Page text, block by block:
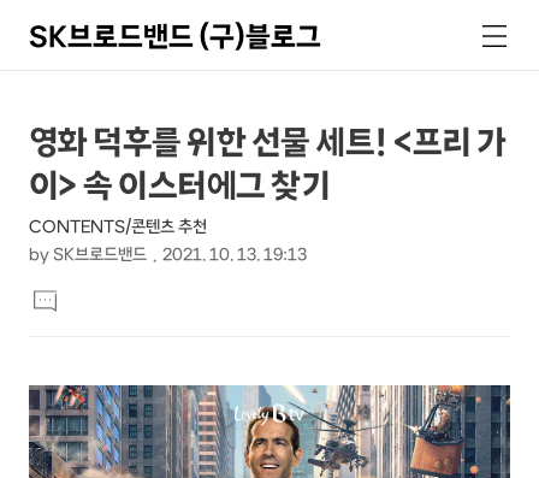
SK브로드밴드 (구)블로그
색
메
뉴
상
세
컨
텐
츠
본
문
제
목
영화 덕후를 위한 선물 세트! <프리 가
이> 속 이스터에그 찾기
CONTENTS/콘텐츠 추천
by SK브로드밴드 2021. 10. 13. 19:13
문
댓
글